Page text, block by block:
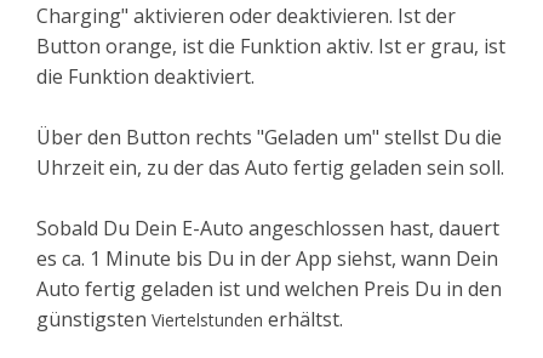
Charging" aktivieren oder deaktivieren. Ist der
Button orange, ist die Funktion aktiv. Ist er grau, ist
die Funktion deaktiviert.
Über den Button rechts "Geladen um" stellst Du die
Uhrzeit ein, zu der das Auto fertig geladen sein soll.
Sobald Du Dein E-Auto angeschlossen hast, dauert
es ca. 1 Minute bis Du in der App siehst, wann Dein
Auto fertig geladen ist und welchen Preis Du in den
günstigsten Viertelstunden erhältst.